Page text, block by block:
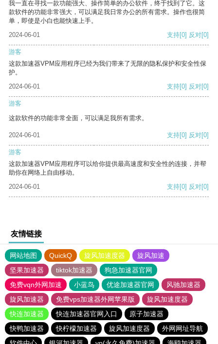
我一直在寻找一款功能强大、操作简单的办公软件，终于找到了它。这
款软件的功能非常强大，可以满足我日常办公的所有需求。操作也很简
单，即使是小白也能快速上手。
2024-06-01
支持[0] 反对[0]
游客
这款加速器VPM应用程序已经为我们带来了无限的隐私保护和安全性保
护。
2024-06-01
支持[0] 反对[0]
游客
这款软件的功能非常全面，可以满足我所有需求。
2024-06-01 支持[0] 反对[0]
游客
这款加速器VPM应用程序可以给你提供最高速度和安全性的连接，并帮
助你在网络上自由移动。
2024-06-01
支持[0] 反对[0]
友情链接
网站地图 QuickQ 旋风加速度器
旋风加速
坚果加速器
tiktok加速器
狗急加速器官网
免费vqn外网加速
小蓝鸟 优途加速器官网
风驰加速器
旋风加速器
免费vps加速器外网苹果版
旋风加速度器
快连加速器
快连加速器官网入口
原子加速器
快鸭加速器
快柠檬加速器 旋风加速度器
外网网址导航